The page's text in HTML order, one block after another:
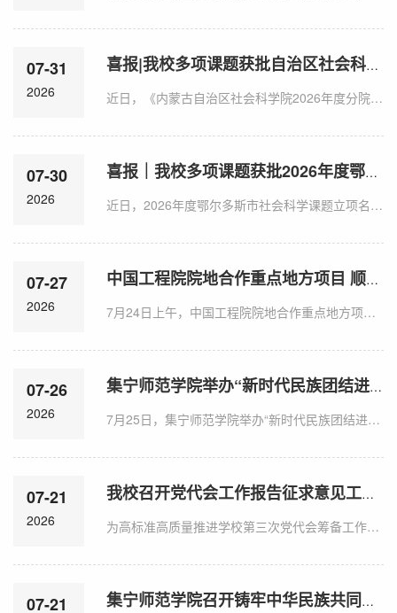
07-31
2026
喜报|我校多项课题获批自治区社会科学院分院课题立项
近日，《内蒙古自治区社会科学院2026年度分院课题立项通知》正式印发，我校共有8项课题获批立项，涉及铸牢中华民族共同体意识、法治化营商环境、绿电制氢、民族文化交融、生态环保、科研成果转化等多个研究领域。此次立项是我校积极服务地方经济社会发展、深度融入自治区“两个基地”建设的重要体现，充分彰显了我校在哲学社会科学领域的研究基础与服务能力，对推动校地协同创新、促进学科内涵建设具有积极作用。本次立项课题紧密围绕自治区和乌兰察布市发展重大战略需求，...
07-30
2026
喜报｜我校多项课题获批2026年度鄂尔多斯市社会科学课题立项
近日，2026年度鄂尔多斯市社会科学课题立项名单正式公布，我校共有9项课题成功获批立项，涵盖铸牢中华民族共同体意识、新质生产力、生态治理、文化遗产保护、文旅融合等多个研究领域。本次立项课题紧密围绕鄂尔多斯市“六个暖城”建设目标与自治区“1571”工作部署的现实需求，既聚焦铸牢中华民族共同体意识主线，又关注新质生产力培育、能源基地建设、生态安全屏障构筑等重大实践命题，同时在非遗保护、文旅融合、廉洁文化、协同育人等方向形成了系列研究积累，...
07-27
2026
中国工程院院地合作重点地方项目 顺利通过结题评审
7月24日上午，中国工程院院地合作重点地方项目《内蒙古全国一体化算力网络国家枢纽节点建设与智算多场景发展战略研究》结题评审会在乌兰察布市召开。自治区科技厅规划处处长、中国工程科技发展战略内蒙古研究院主任姜宝林，内蒙古自治区科学技术战略研究中心副主任邱枫，内蒙古自治区科学技术战略研究中心、中国工程科技发展战略内蒙古研究院项目专员苏琴、杨璐，乌兰察布市科技局副局长李晓龙，乌兰察布市大数据管理局科长冯渊浩出席会议。...
07-26
2026
集宁师范学院举办“新时代民族团结进步的法治保障体系构建”专题讲座暨座谈会
7月25日，集宁师范学院举办“新时代民族团结进步的法治保障体系构建”专题讲座暨座谈会。中央民族大学法学院陆平辉教授应邀作题为“铸牢中华民族共同体意识的法治建构——兼论《中华人民共和国民族团结进步促进法》的立法背景、战略价值与制度体系”的专题讲座。校党委书记张宝成出席并讲话。党委委员、副校长拓俊杰主持座谈会。中央民族大学研究团队陆平辉教授、郝子涵博士、赵莹莹博士、程熙博士，集宁师范学院党委统战部、团委、...
07-21
2026
我校召开党代会工作报告征求意见工作会议
为高标准高质量推进学校第三次党代会筹备工作，精研细磨党代会工作报告，凝聚全校发展共识，7月20日，我校召开党代会工作报告征求意见工作会议。会议由党委书记张宝成主持，各职能部门负责人及有关同志参加会议。张宝成在讲话中指出，党代会工作报告是引领学校今后一段时期高质量发展的方向性、纲领性文件。写作专班要认真梳理汇总本次会议意见建议，择优吸纳、精细打磨，持续提升报告的政治性、严谨性和指导性，使报告内容更加贴合校情、...
07-21
集宁师范学院召开铸牢中华民族共同体意识研究基地2026年度上半年工作总结会